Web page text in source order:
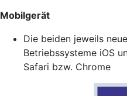
Mobilgerät
Die beiden jeweils
Betriebssysteme iOS
Safari bzw. Chrome